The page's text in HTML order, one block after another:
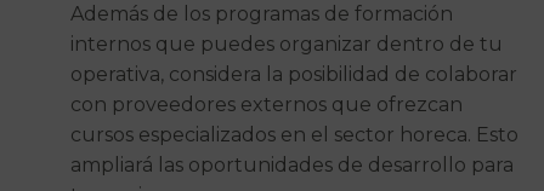
Además de los programas de formación
internos que puedes organizar dentro de tu
operativa, considera la posibilidad de colaborar
con proveedores externos que ofrezcan
cursos especializados en el sector horeca. Esto
ampliará las oportunidades de desarrollo para